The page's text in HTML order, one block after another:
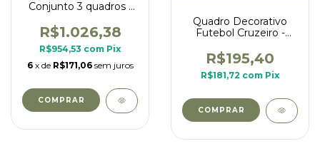
Conjunto 3 quadros -
Miguel
R$1.026,38
R$954,53 com Pix
6 x de R$171,06 sem juros
COMPRAR
Quadro Decorativo
Futebol Cruzeiro -
R$195,40
R$181,72 com Pix
COMPRAR